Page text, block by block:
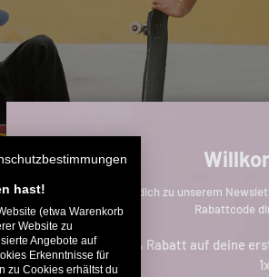
Melde dich zu unserem
Rabattcode
Bis zu 11% Rabatt auf deine
hast!
(etwa Warenkorb
Website zu
Angebote auf
Erkenntnisse für
zu Cookies erhältst du